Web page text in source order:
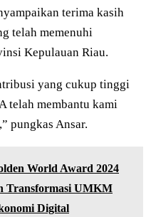
terima kasih
telah memenuhi
Kepulauan Riau.
yang cukup tinggi
telah membantu kami
pungkas Ansar.
World Award 2024
Transformasi UMKM
Digital